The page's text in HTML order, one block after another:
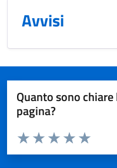
Avvisi
Quanto sono
pagina?
Domanda
Valuta da 1 a 5 stelle la pagina
Valuta 5
Valuta 4
Valuta 3 stelle
Valuta 2 stelle su 5
Valuta 1 stelle su 5